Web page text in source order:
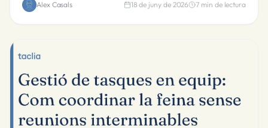
Alex Casals 18 de juny de 2026 7 min de lectura